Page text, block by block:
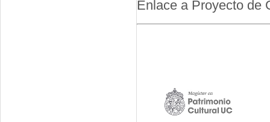
Enlace a Proyecto de